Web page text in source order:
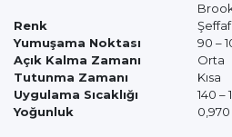
Renk
Yumuşama Noktası
90 –
Açık Kalma Zamanı
Orta
Tutunma Zamanı
Kısa
Uygulama Sıcaklığı
140 –
Yoğunluk